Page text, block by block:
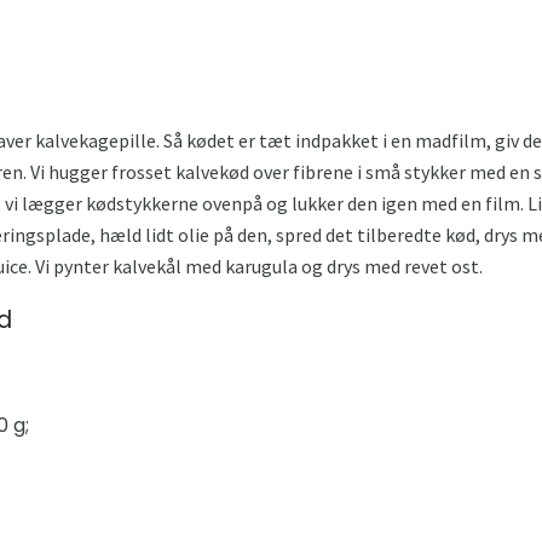
kalvekagepille. Så kødet er tæt indpakket i en madfilm, giv
Vi hugger frosset kalvekød over fibrene i små stykker med en
lægger kødstykkerne ovenpå og lukker den igen med en film.
hæld lidt olie på den, spred det tilberedte kød, drys
Vi pynter kalvekål med karugula og drys med revet ost.
g;